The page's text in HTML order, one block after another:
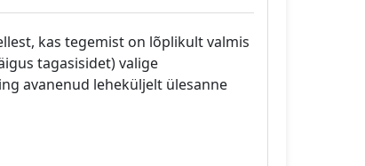
kas tegemist on lõplikult valmis
tagasisidet) valige
avanenud leheküljelt ülesanne